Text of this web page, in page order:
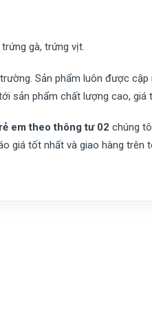
gà, trứng vịt.
Sản phẩm luôn được cập
sản phẩm chất lượng cao, giá
em theo thông tư 02 chúng
giá tốt nhất và giao hàng trên